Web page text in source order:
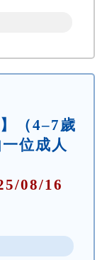
（4–7歲
位成人
08/16